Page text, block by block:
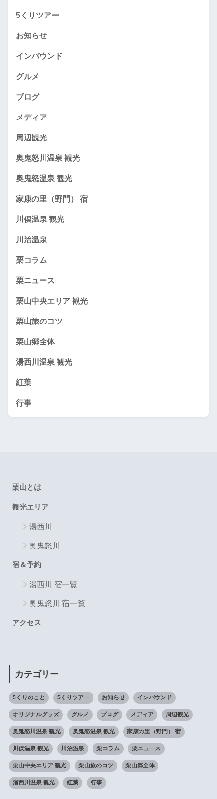
5くりツアー
お知らせ
インバウンド
グルメ
ブログ
メディア
周辺観光
奥鬼怒川温泉 観光
奥鬼怒温泉 観光
家康の里（野門） 宿
川俣温泉 観光
川治温泉
栗コラム
栗ニュース
栗山中央エリア 観光
栗山旅のコツ
栗山郷全体
湯西川温泉 観光
紅葉
行事
栗山とは
観光エリア
湯西川
奥鬼怒川
宿＆予約
湯西川 宿一覧
奥鬼怒川 宿一覧
アクセス
カテゴリー
5くりのこと 5くりツアー お知らせ インバウンド
オリジナルグッズ グルメ ブログ メディア 周辺観光
奥鬼怒川温泉 観光 奥鬼怒温泉 観光 家康の里（野門） 宿
川俣温泉 観光 川治温泉 栗コラム 栗ニュース
栗山中央エリア 観光 栗山旅のコツ 栗山郷全体
湯西川温泉 観光 紅葉 行事